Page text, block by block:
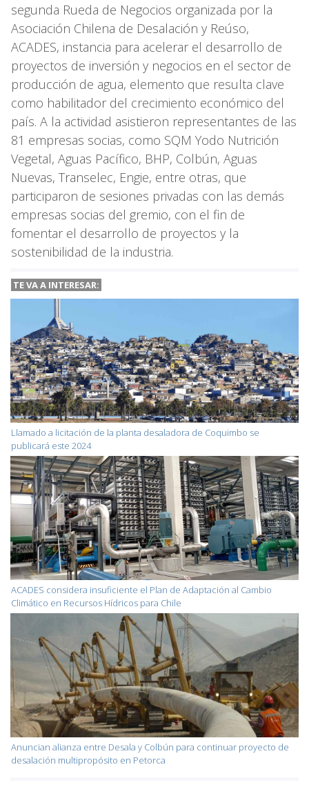
segunda Rueda de Negocios organizada por la
Asociación Chilena de Desalación y Reúso,
ACADES, instancia para acelerar el desarrollo de
proyectos de inversión y negocios en el sector de
producción de agua, elemento que resulta clave
como habilitador del crecimiento económico del
país. A la actividad asistieron representantes de las
81 empresas socias, como SQM Yodo Nutrición
Vegetal, Aguas Pacífico, BHP, Colbún, Aguas
Nuevas, Transelec, Engie, entre otras, que
participaron de sesiones privadas con las demás
empresas socias del gremio, con el fin de
fomentar el desarrollo de proyectos y la
sostenibilidad de la industria.
TE VA A INTERESAR:
Llamado a licitación de la planta desaladora de Coquimbo se
publicará este 2024
ACADES considera insuficiente el Plan de Adaptación al Cambio
Climático en Recursos Hídricos para Chile
Anuncian alianza entre Desala y Colbún para continuar proyecto de
desalación multipropósito en Petorca